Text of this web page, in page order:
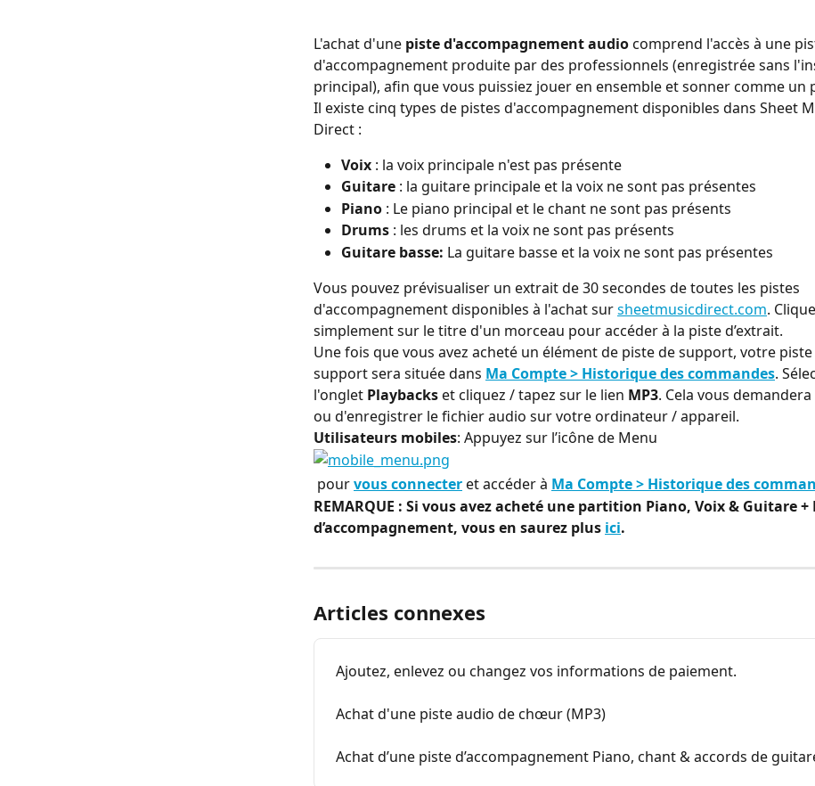
L'achat d'une piste d'accompagnement audio comprend l'accès à une
d'accompagnement produite par des professionnels (enregistrée sans
principal), afin que vous puissiez jouer en ensemble et sonner comme un
Il existe cinq types de pistes d'accompagnement disponibles dans Sheet
Direct :
Voix : la voix principale n'est pas présente
Guitare : la guitare principale et la voix ne sont pas présentes
Piano : Le piano principal et le chant ne sont pas présents
Drums : les drums et la voix ne sont pas présents
Guitare basse: La guitare basse et la voix ne sont pas présentes
Vous pouvez prévisualiser un extrait de 30 secondes de toutes les pistes
d'accompagnement disponibles à l'achat sur sheetmusicdirect.com.
simplement sur le titre d'un morceau pour accéder à la piste d’extrait.
Une fois que vous avez acheté un élément de piste de support, votre
support sera située dans Ma Compte > Historique des commandes.
l'onglet Playbacks et cliquez / tapez sur le lien MP3. Cela vous
ou d'enregistrer le fichier audio sur votre ordinateur / appareil.
Utilisateurs mobiles: Appuyez sur l’icône de Menu
​ pour vous connecter et accéder à Ma Compte > Historique des
REMARQUE : Si vous avez acheté une partition Piano, Voix & Guitare +
d’accompagnement, vous en saurez plus ici.
Articles connexes
Ajoutez, enlevez ou changez vos informations de paiement.
Achat d'une piste audio de chœur (MP3)
Achat d’une piste d’accompagnement Piano, chant & accords de